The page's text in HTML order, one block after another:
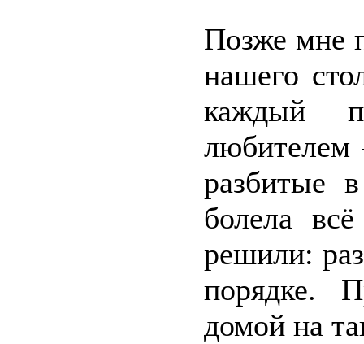
Позже мне
нашего
каждый
любителем
разбитые
болела
решили:
порядке.
домой на